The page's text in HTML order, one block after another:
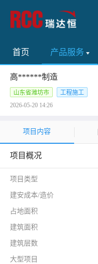
首页 产品服务
高******制造
山东省潍坊市
工程施工
2026-05-20 14:26
项目内容
项目概况
项目类型
建安成本/造价
占地面积
建筑面积
建筑层数
大型项目